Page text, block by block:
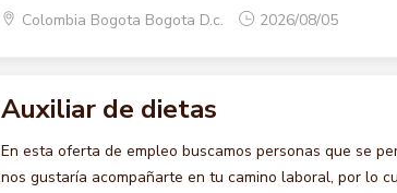
Colombia Bogota Bogota D.c. 2026/08/05
Auxiliar de dietas
En esta oferta de empleo buscamos personas que se
nos gustaría acompañarte en tu camino laboral, por lo